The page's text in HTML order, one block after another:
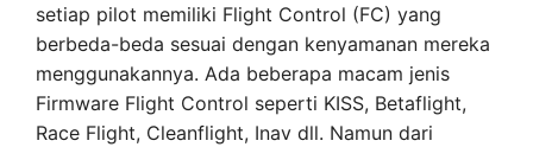
setiap pilot memiliki Flight Control (FC) yang
berbeda-beda sesuai dengan kenyamanan mereka
menggunakannya. Ada beberapa macam jenis
Firmware Flight Control seperti KISS, Betaflight,
Race Flight, Cleanflight, Inav dll. Namun dari